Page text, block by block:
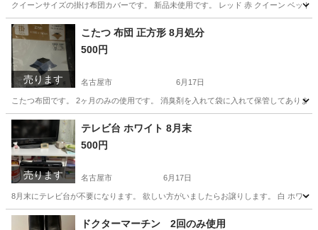
クイーンサイズの掛け布団カバーです。 新品未使用です。 レッド 赤 クイーン ベッド
愛知 名古屋市 掛け布団
売ります
こたつ 布団 正方形 8月処分
500円
名古屋市 6月17日
こたつ布団です。 2ヶ月のみの使用です。 消臭剤を入れて袋に入れて保管してありま
愛知 名古屋市 家具 正方形
売ります
テレビ台 ホワイト 8月末
500円
名古屋市 6月17日
8月末にテレビ台が不要になります。 欲しい方がいましたらお譲りします。 白 ホワイ
愛知 名古屋市 収納家具 ホワイト
ドクターマーチン 2回のみ使用